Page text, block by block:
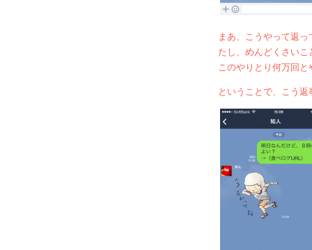
まあ、こうやって返
たし、めんどくさい
このやりとり何万回
ということで、こう